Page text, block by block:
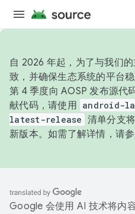
自 2026 年起，为了与我们
致，并确保生态系统的平台
第 4 季度向 AOSP 发布源代
献代码，请使用 android-
latest-release 清单分支
新版本。如需了解详情，请
Google 会使用 AI 技术将内